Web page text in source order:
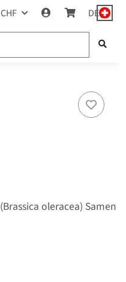
CHF DE